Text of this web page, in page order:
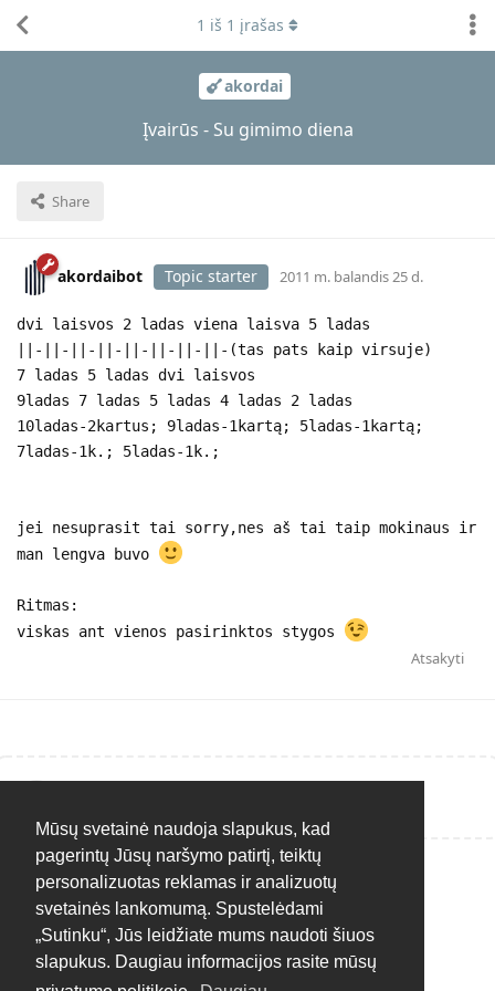
Mūsų svetainė naudoja slapukus, kad
pagerintų Jūsų naršymo patirtį, teiktų
personalizuotas reklamas ir analizuotų
svetainės lankomumą. Spustelėdami
„Sutinku“, Jūs leidžiate mums naudoti šiuos
slapukus. Daugiau informacijos rasite mūsų
akordai
Įvairūs - Su gimimo diena
Share
1 iš 1 įrašas
akordaibot Topic starter 2011 m. balandis 25 d.
dvi laisvos 2 ladas viena laisva 5 ladas
||-||-||-||-||-||-||-||-(tas pats kaip virsuje)
7 ladas 5 ladas dvi laisvos
9ladas 7 ladas 5 ladas 4 ladas 2 ladas
10ladas-2kartus; 9ladas-1kartą; 5ladas-1kartą;
7ladas-1k.; 5ladas-1k.;
jei nesuprasit tai sorry,nes aš tai taip mokinaus ir
man lengva buvo
Ritmas:
viskas ant vienos pasirinktos stygos
Atsakyti